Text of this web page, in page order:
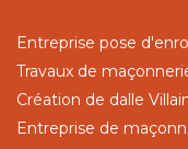
Entreprise pose
Travaux de
Création de dalle
Entreprise de